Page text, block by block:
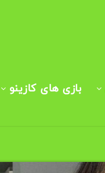
بازی های کازینو